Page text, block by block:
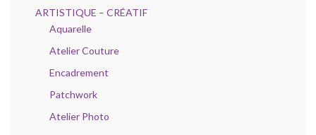
ARTISTIQUE – CRÉATIF
Aquarelle
Atelier Couture
Encadrement
Patchwork
Atelier Photo